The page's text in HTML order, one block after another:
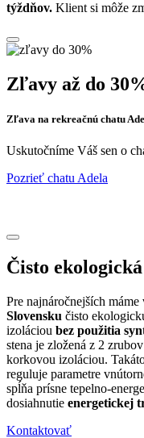
týždňov. Klient si môže
Zľavy až do
Zľava na rekreačnú chatu
Uskutočníme Váš sen o
Pozrieť chatu Adela
Čisto
Pre najnáročnejších
Slovensku čisto
izoláciou bez použitia
stena je zložená z 2
korkovou izoláciou.
reguluje parametre
spĺňa prísne tepelno-
dosiahnutie energetickej
Kontaktovať